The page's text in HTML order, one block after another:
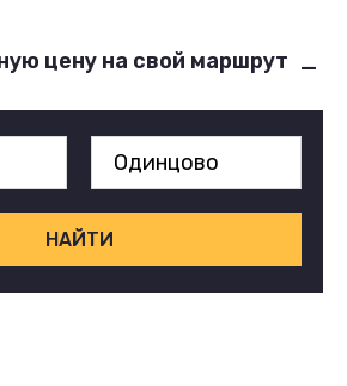
цену на свой маршрут
НАЙТИ